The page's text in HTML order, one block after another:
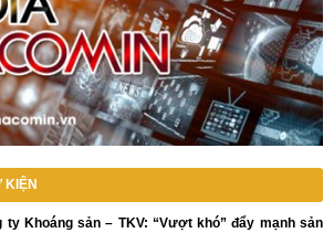
KIỆN
ty Khoáng sản – TKV: “Vượt khó” đẩy mạnh sản